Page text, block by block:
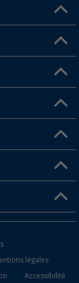
légales
Accessibilité